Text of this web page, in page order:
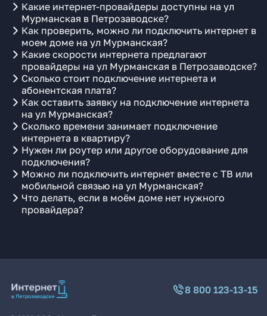
Какие интернет-провайдеры доступны на ул
Мурманская в Петрозаводске?
Как проверить, можно ли подключить интернет в
моем доме на ул Мурманская?
Какие скорости интернета предлагают
провайдеры на ул Мурманская в Петрозаводске?
Сколько стоит подключение интернета и
абонентская плата?
Как оставить заявку на подключение интернета
на ул Мурманская?
Сколько времени занимает подключение
интернета в квартиру?
Нужен ли роутер или другое оборудование для
подключения?
Можно ли подключить интернет вместе с ТВ или
мобильной связью на ул Мурманская?
Что делать, если в моём доме нет нужного
провайдера?
8 800 123-13-15